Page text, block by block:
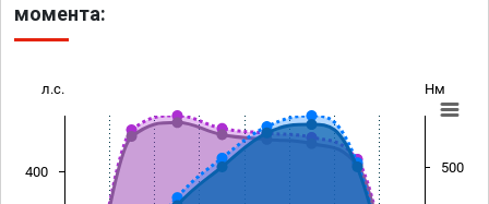
момента:
л.с. Нм
400 500